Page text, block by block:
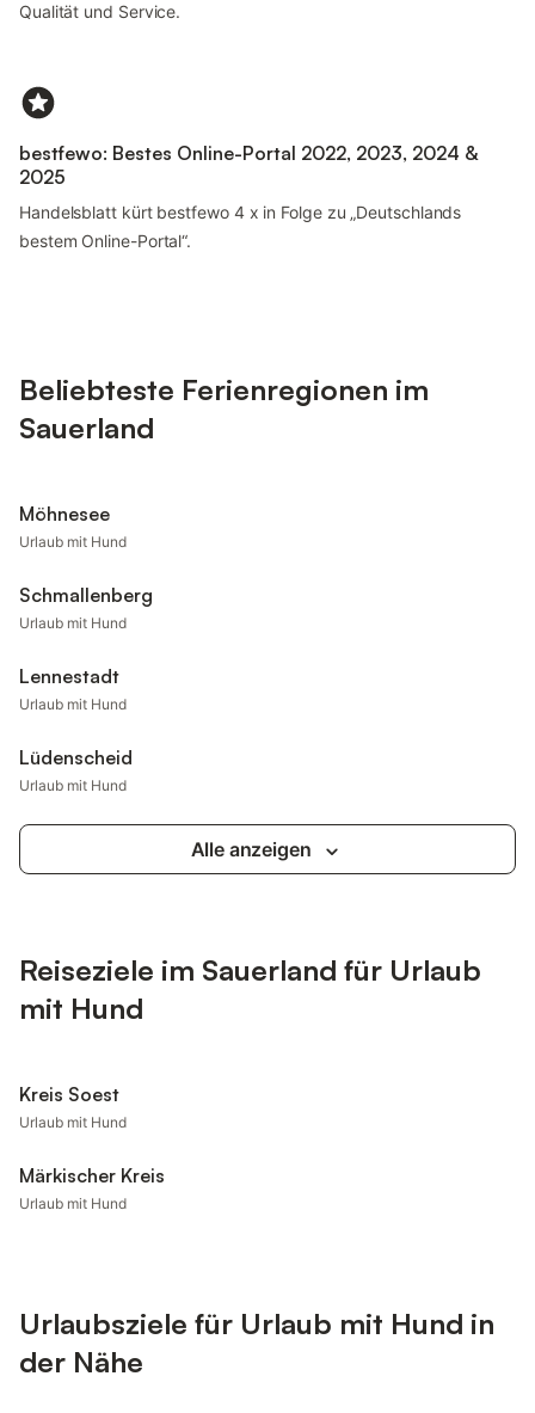
Qualität und Service.
bestfewo: Bestes Online-Portal 2022, 2023, 2024 &
2025
Handelsblatt kürt bestfewo 4 x in Folge zu „Deutschlands
bestem Online-Portal“.
Beliebteste Ferienregionen im
Sauerland
Möhnesee
Urlaub mit Hund
Schmallenberg
Urlaub mit Hund
Lennestadt
Urlaub mit Hund
Lüdenscheid
Urlaub mit Hund
Alle anzeigen
Reiseziele im Sauerland für Urlaub
mit Hund
Kreis Soest
Urlaub mit Hund
Märkischer Kreis
Urlaub mit Hund
Urlaubsziele für Urlaub mit Hund in
der Nähe